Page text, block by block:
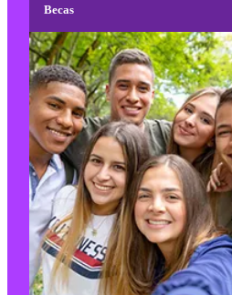
Becas